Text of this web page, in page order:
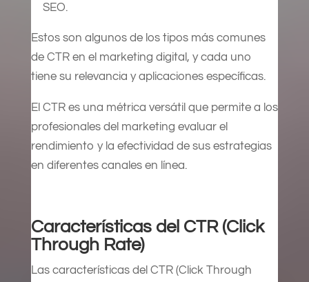
SEO.
Estos son algunos de los tipos más comunes
de CTR en el marketing digital, y cada uno
tiene su relevancia y aplicaciones específicas.
El CTR es una métrica versátil que permite a los
profesionales del marketing evaluar el
rendimiento y la efectividad de sus estrategias
en diferentes canales en línea.
Características del CTR (Click
Through Rate)
Las características del CTR (Click Through